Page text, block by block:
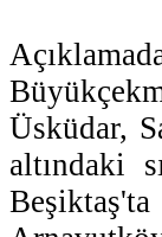
Üsküdar,
altındaki